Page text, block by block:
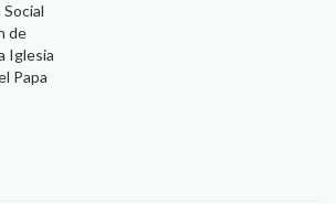
de
Iglesia
Papa